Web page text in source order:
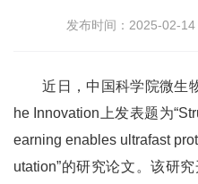
发布时间：2025-02-14
近日，中国科学院微生
he Innovation上发表题为
earning enables ultrafast
utation”的研究论文。该研